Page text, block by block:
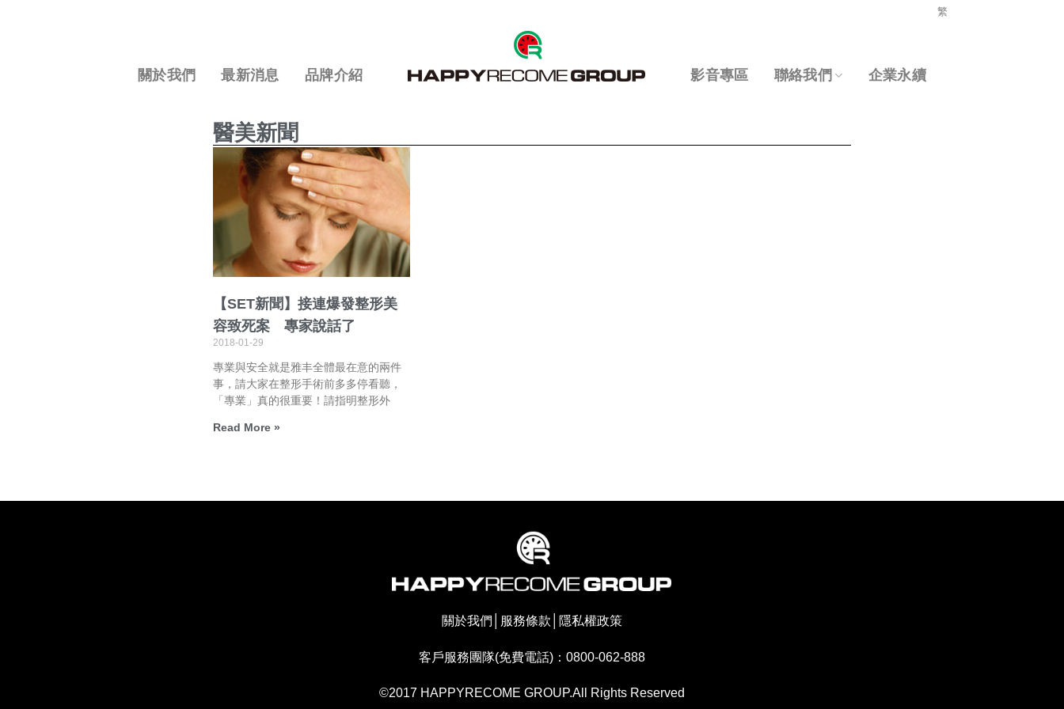
繁
關於我們 最新消息 品牌介紹 影音專區 聯絡我們 企業永續
醫美新聞
【SET新聞】接連爆發整形美
容致死案 專家說話了
2018-01-29
專業與安全就是雅丰全體最在意的兩件
事，請大家在整形手術前多多停看聽，
「專業」真的很重要！請指明整形外
Read More »
關於我們 服務條款 隱私權政策
客戶服務團隊(免費電話)：0800-062-888
©2017 HAPPYRECOME GROUP.All Rights Reserved